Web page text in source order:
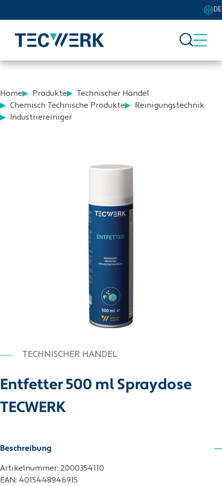
DE
Home Produkte
Technischer Handel
Chemisch Technische Produkte
Reinigungstechnik
Industriereiniger
TECHNISCHER HANDEL
Entfetter 500 ml Spraydose
TECWERK
Beschreibung
Artikelnummer: 2000354110
EAN: 4015448946915